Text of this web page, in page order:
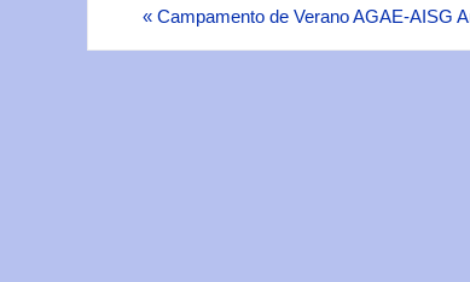
« Campamento de Verano AGAE-AISG